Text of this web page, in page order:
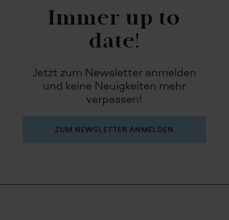
Immer up to
date!
Jetzt zum Newsletter anmelden
und keine Neuigkeiten mehr
verpassen!
ZUM NEWSLETTER ANMELDEN